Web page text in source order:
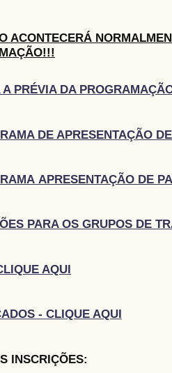
ACONTECERÁ
A PRÉVIA DA
DE APRESENTAÇÃO
APRESENTAÇÃO DE
PARA OS GRUPOS DE
AQUI
- CLIQUE AQUI
INSCRIÇÕES: